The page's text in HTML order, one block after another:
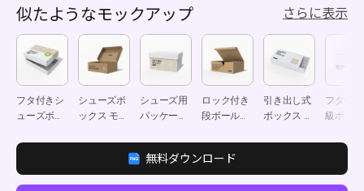
似たようなモックアップ さらに表示
フタ付きシ
ューズボッ
アップ
シューズボ
ックス モッ
シューズ用
パッケージ
ックアップ
ロック付き
段ボールメ
ス モックア
ップ
引き出し式
ボックス モ
フタ付
級ボッ
プ
無料ダウンロード